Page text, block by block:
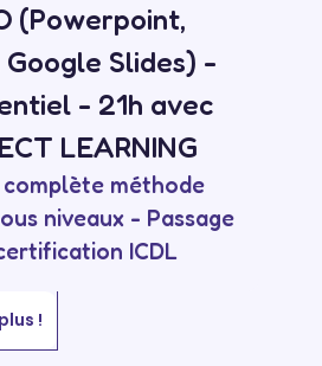
(Powerpoint,
Google Slides) -
- 21h avec
LEARNING
méthode
niveaux - Passage
ICDL
!